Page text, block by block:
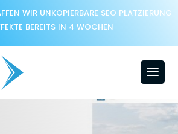
WIR UNKOPIERBARE SEO PLATZIERUNG
BEREITS IN 4 WOCHEN